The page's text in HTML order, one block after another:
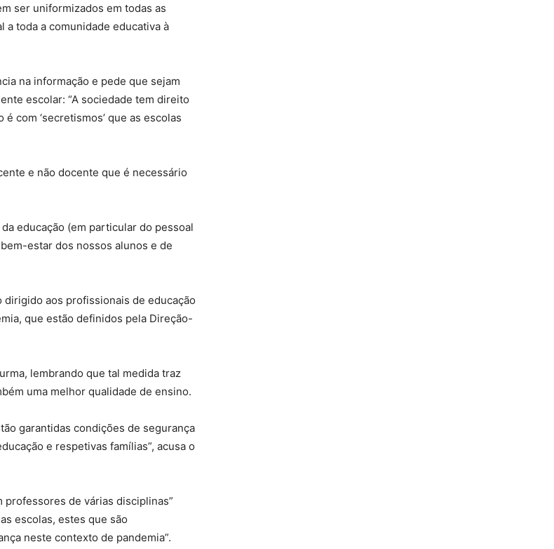
ser uniformizados em todas as
a toda a comunidade educativa à
na informação e pede que sejam
escolar: “A sociedade tem direito
com ‘secretismos’ que as escolas
e não docente que é necessário
educação (em particular do pessoal
estar dos nossos alunos e de
aos profissionais de educação
que estão definidos pela Direção-
lembrando que tal medida traz
uma melhor qualidade de ensino.
garantidas condições de segurança
e respetivas famílias”, acusa o
professores de várias disciplinas”
escolas, estes que são
neste contexto de pandemia”.